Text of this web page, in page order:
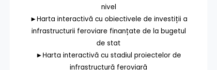
nivel
►Harta interactivă cu obiectivele de investiții a
infrastructurii feroviare finanțate de la bugetul
de stat
►Harta interactivă cu stadiul proiectelor de
infrastructură feroviară